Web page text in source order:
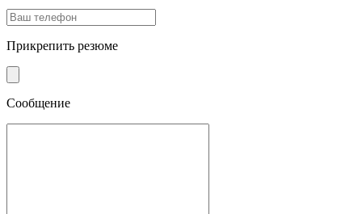
Прикрепить резюме
Сообщение